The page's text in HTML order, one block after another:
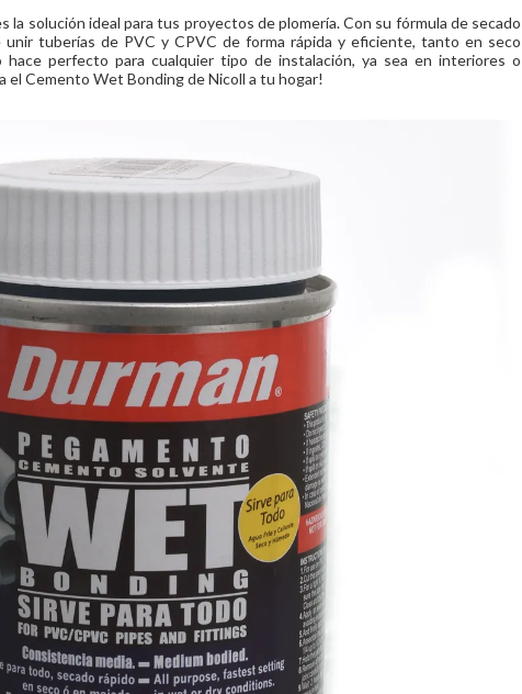
la solución ideal para tus proyectos de plomería. Con su fórmula de secado
tuberías de PVC y CPVC de forma rápida y eficiente, tanto en seco
hace perfecto para cualquier tipo de instalación, ya sea en interiores o
el Cemento Wet Bonding de Nicoll a tu hogar!